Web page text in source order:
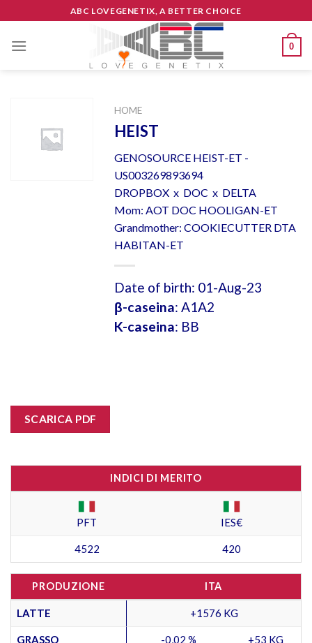
to
content
ABC LOVEGENETIX, A BETTER CHOICE
0
HOME
HEIST
GENOSOURCE HEIST-ET -
US003269893694
DROPBOX x DOC x DELTA
Mom: AOT DOC HOOLIGAN-ET
Grandmother: COOKIECUTTER DTA
HABITAN-ET
Date of birth: 01-Aug-23
β-caseina: A1A2
K-caseina: BB
SCARICA PDF
INDICI DI MERITO
PFT IES€
4522 420
PRODUZIONE ITA
LATTE +1576 KG
GRASSO -0,02 % +53 KG